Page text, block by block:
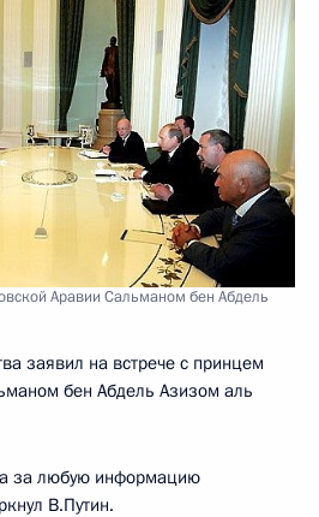
Аравии Сальманом бен Абдель
заявил на встрече с принцем
бен Абдель Азизом аль
за любую информацию
В.Путин.